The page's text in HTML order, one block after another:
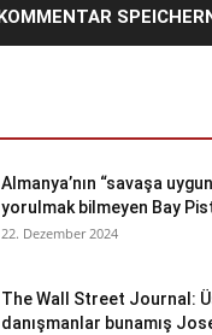
Almanya’nın “savaşa
yorulmak bilmeyen Bay
22. Dezember 2024
The Wall Street Journal:
danışmanlar bunamış